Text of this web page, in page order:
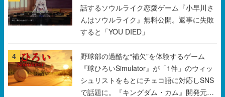
4
野球部の過酷な“補欠”を体験するゲーム
『球ひろいSimulator』が「1件」のウィッ
シュリストをもとにチェコ語に対応しSNS
で話題に。『キングダム・カム』開発元や
チェコのプロ野球選手から称賛の声
5
『ファイナルファンタジーⅦ リベレーショ
ン』の新映像が8月26日早朝に公開へ。